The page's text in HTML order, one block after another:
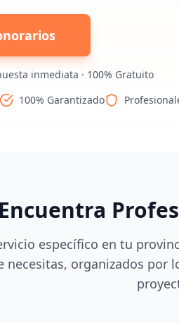
inmediata · 100% Gratuito
100% Garantizado
Encuentra
específico en tu
necesitas, organizados por